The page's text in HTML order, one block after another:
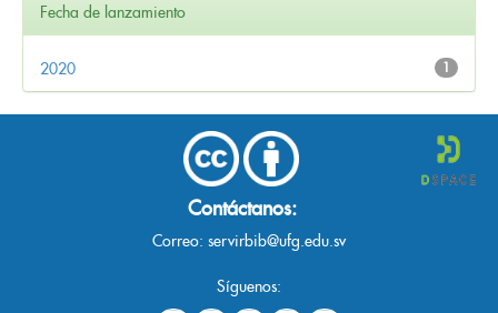
Fecha de lanzamiento
1
2020
Contáctanos:
Correo: servirbib@ufg.edu.sv
Síguenos: